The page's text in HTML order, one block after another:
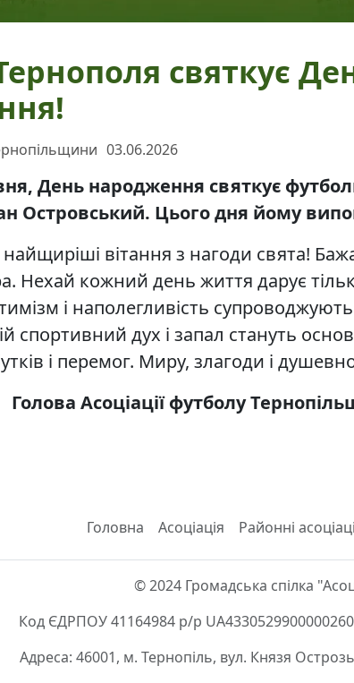
святкує
03.06.2026
День народження святкує
Островський. Цього дня йому
вітання з нагоди свята!
Нехай кожний день життя дарує
і наполегливість
спортивний дух і запал стануть
і перемог. Миру, злагоди і
Голова Асоціації футболу
Головна Асоціація Районні
© 2024 Громадська спілка
Код ЄДРПОУ 41164984 р/р
Адреса: 46001, м. Тернопіль, вул. Князя